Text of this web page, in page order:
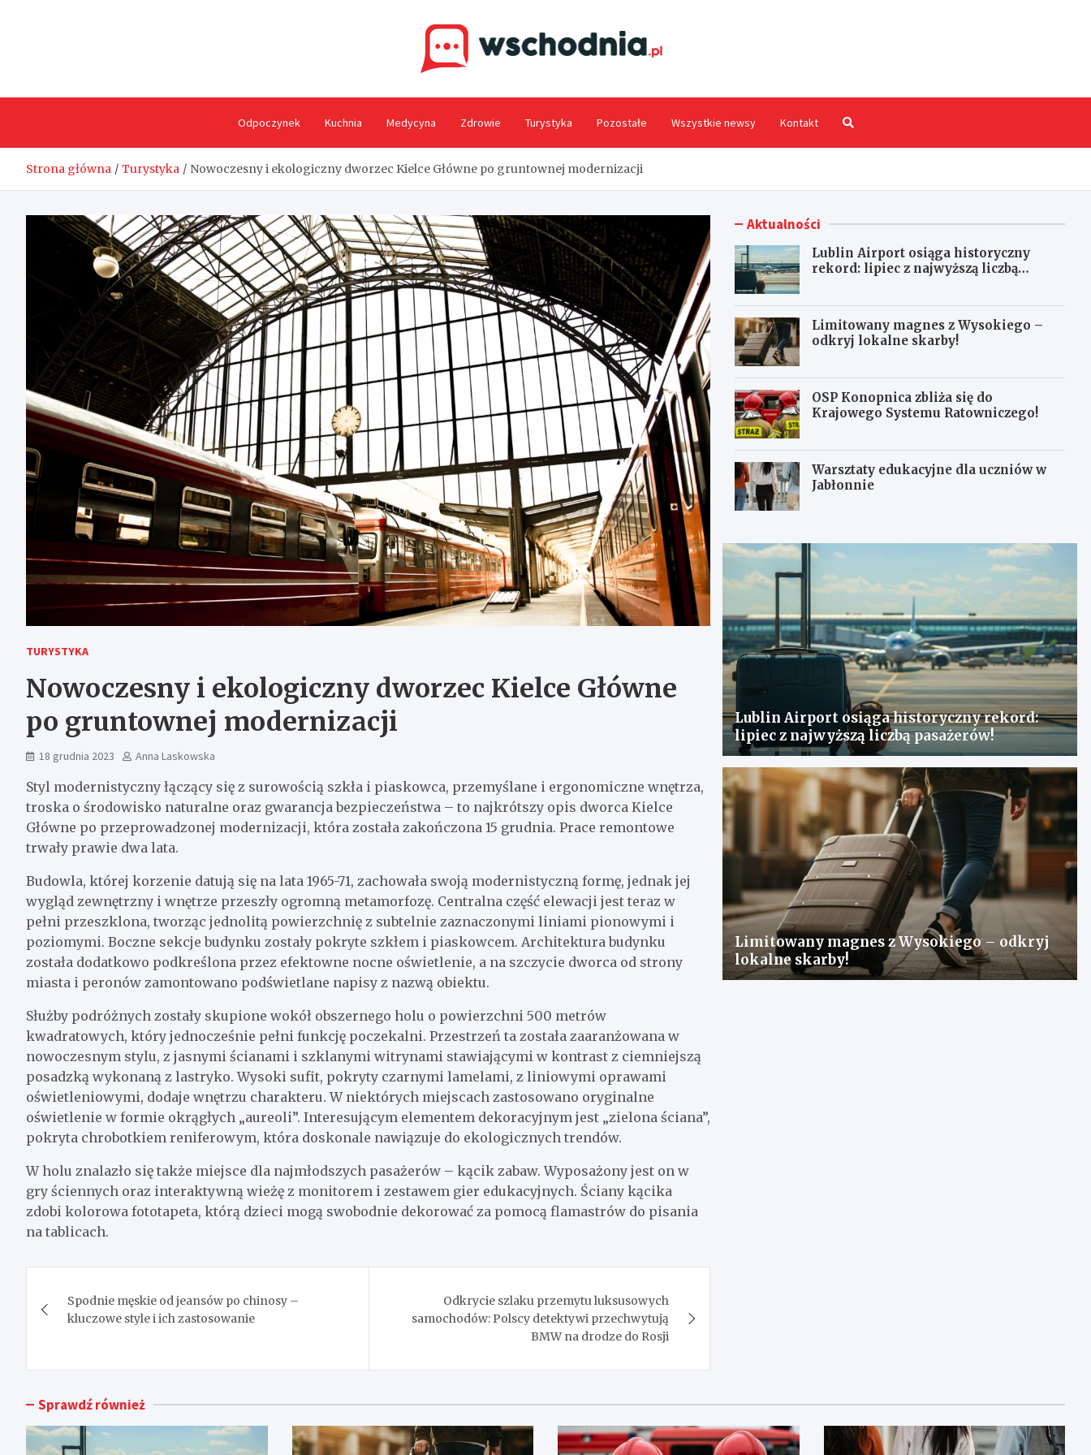
Odpoczynek Kuchnia Medycyna Zdrowie Turystyka Pozostałe Wszystkie newsy Kontakt
Strona główna Turystyka Nowoczesny i ekologiczny dworzec Kielce Główne po gruntownej modernizacji
TURYSTYKA
Nowoczesny i ekologiczny dworzec Kielce Główne
po gruntownej modernizacji
18 grudnia 2023 Anna Laskowska
Styl modernistyczny łączący się z surowością szkła i piaskowca, przemyślane i ergonomiczne wnętrza,
troska o środowisko naturalne oraz gwarancja bezpieczeństwa – to najkrótszy opis dworca Kielce
Główne po przeprowadzonej modernizacji, która została zakończona 15 grudnia. Prace remontowe
trwały prawie dwa lata.
Budowla, której korzenie datują się na lata 1965-71, zachowała swoją modernistyczną formę, jednak jej
wygląd zewnętrzny i wnętrze przeszły ogromną metamorfozę. Centralna część elewacji jest teraz w
pełni przeszklona, tworząc jednolitą powierzchnię z subtelnie zaznaczonymi liniami pionowymi i
poziomymi. Boczne sekcje budynku zostały pokryte szkłem i piaskowcem. Architektura budynku
została dodatkowo podkreślona przez efektowne nocne oświetlenie, a na szczycie dworca od strony
miasta i peronów zamontowano podświetlane napisy z nazwą obiektu.
Służby podróżnych zostały skupione wokół obszernego holu o powierzchni 500 metrów
kwadratowych, który jednocześnie pełni funkcję poczekalni. Przestrzeń ta została zaaranżowana w
nowoczesnym stylu, z jasnymi ścianami i szklanymi witrynami stawiającymi w kontrast z ciemniejszą
posadzką wykonaną z lastryko. Wysoki sufit, pokryty czarnymi lamelami, z liniowymi oprawami
oświetleniowymi, dodaje wnętrzu charakteru. W niektórych miejscach zastosowano oryginalne
oświetlenie w formie okrągłych „aureoli”. Interesującym elementem dekoracyjnym jest „zielona ściana”,
pokryta chrobotkiem reniferowym, która doskonale nawiązuje do ekologicznych trendów.
W holu znalazło się także miejsce dla najmłodszych pasażerów – kącik zabaw. Wyposażony jest on w
gry ściennych oraz interaktywną wieżę z monitorem i zestawem gier edukacyjnych. Ściany kącika
zdobi kolorowa fototapeta, którą dzieci mogą swobodnie dekorować za pomocą flamastrów do pisania
na tablicach.
wpisu
Spodnie męskie od jeansów po chinosy –
kluczowe style i ich zastosowanie
Odkrycie szlaku przemytu luksusowych
samochodów: Polscy detektywi przechwytują
BMW na drodze do Rosji
Aktualności
Lublin Airport osiąga historyczny
rekord: lipiec z najwyższą liczbą
Limitowany magnes z Wysokiego –
odkryj lokalne skarby!
OSP Konopnica zbliża się do
Krajowego Systemu Ratowniczego!
Warsztaty edukacyjne dla uczniów w
Jabłonnie
Lublin Airport osiąga historyczny rekord:
lipiec z najwyższą liczbą pasażerów!
Limitowany magnes z Wysokiego – odkryj
lokalne skarby!
Sprawdź również